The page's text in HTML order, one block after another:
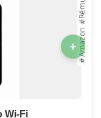
Wi‑Fi
+